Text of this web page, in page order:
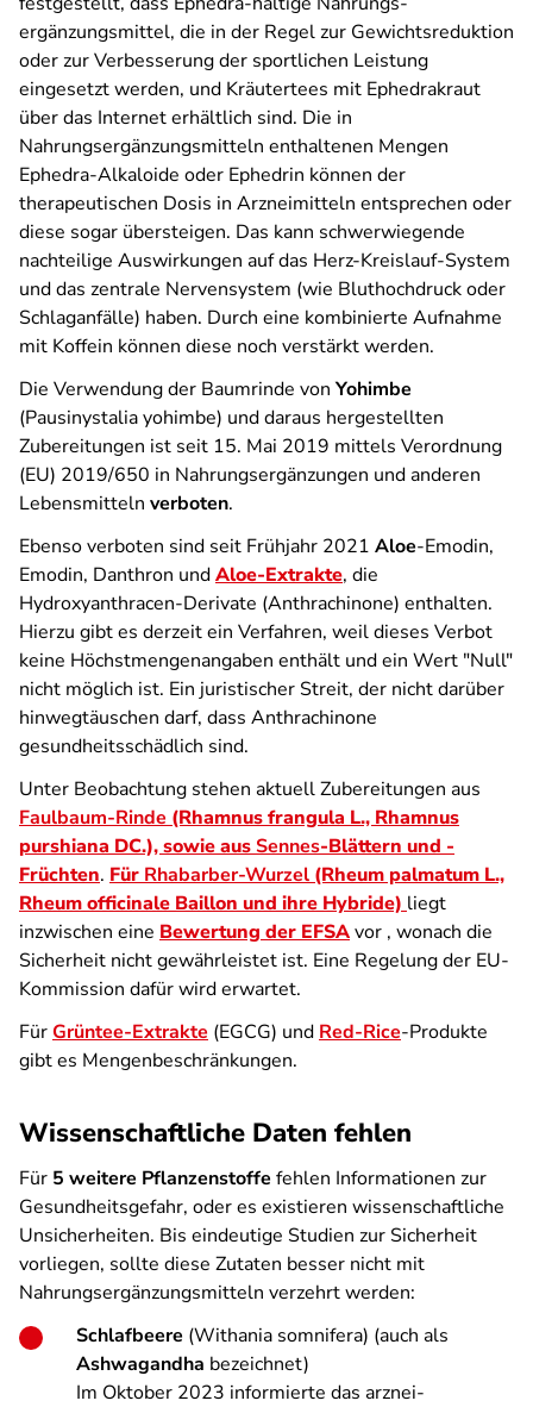
ergänzungsmittel, die in der Regel zur Gewichtsreduktion
oder zur Verbesserung der sportlichen Leistung
eingesetzt werden, und Kräutertees mit Ephedrakraut
über das Internet erhältlich sind. Die in
Nahrungsergänzungsmitteln enthaltenen Mengen
Ephedra-Alkaloide oder Ephedrin können der
therapeutischen Dosis in Arzneimitteln entsprechen oder
diese sogar übersteigen. Das kann schwerwiegende
nachteilige Auswirkungen auf das Herz-Kreislauf-System
und das zentrale Nervensystem (wie Bluthochdruck oder
Schlaganfälle) haben. Durch eine kombinierte Aufnahme
mit Koffein können diese noch verstärkt werden.
Die Verwendung der Baumrinde von Yohimbe
(Pausinystalia yohimbe) und daraus hergestellten
Zubereitungen ist seit 15. Mai 2019 mittels Verordnung
(EU) 2019/650 in Nahrungsergänzungen und anderen
Lebensmitteln verboten.
Ebenso verboten sind seit Frühjahr 2021 Aloe-Emodin,
Emodin, Danthron undAloe-Extrakte, die
Hydroxyanthracen-Derivate (Anthrachinone) enthalten.
Hierzu gibt es derzeit ein Verfahren, weil dieses Verbot
keine Höchstmengenangaben enthält und ein Wert "Null"
nicht möglich ist. Ein juristischer Streit, der nicht darüber
hinwegtäuschen darf, dass Anthrachinone
gesundheitsschädlich sind.
Unter Beobachtung stehen aktuell Zubereitungen aus
Faulbaum-Rinde (Rhamnus frangula L., Rhamnus
purshiana DC.), sowie ausSennes-Blättern und -
Früchten. Für Rhabarber-Wurzel (Rheum palmatum L.,
Rheum officinale Baillon und ihre Hybride) liegt
inzwischen eine Bewertung der EFSAvor , wonach die
Sicherheit nicht gewährleistet ist. Eine Regelung der EU-
Kommission dafür wird erwartet.
FürGrüntee-Extrakte (EGCG) und Red-Rice-Produkte
gibt es Mengenbeschränkungen.
Wissenschaftliche Daten fehlen
Für 5 weitere Pflanzenstoffe fehlen Informationen zur
Gesundheitsgefahr, oder es existieren wissenschaftliche
Unsicherheiten. Bis eindeutige Studien zur Sicherheit
vorliegen, sollte diese Zutaten besser nicht mit
Nahrungsergänzungsmitteln verzehrt werden:
Schlafbeere (Withania somnifera) (auch als
Ashwagandha bezeichnet)
Im Oktober 2023 informierte das arznei-